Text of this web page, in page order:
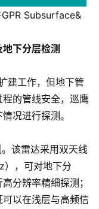
Subsurface&
下分层检测
建工作，但地下管
的管线安全，巡鹰
况进行探测。
该雷达采用双天线
，可对地下分
分辨率精细探测；
以在浅层与高频信